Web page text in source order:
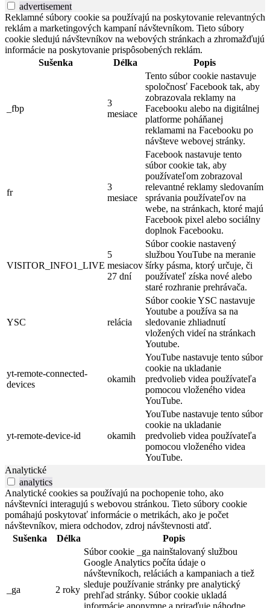
advertisement
Reklamné súbory cookie sa používajú na poskytovanie relevantných
reklám a marketingových kampaní návštevníkom. Tieto súbory
cookie sledujú návštevníkov na webových stránkach a zhromažďujú
informácie na poskytovanie prispôsobených reklám.
Sušenka
Délka Popis
_fbp
3
mesiace
Tento súbor cookie nastavuje
spoločnosť Facebook tak, aby
zobrazovala reklamy na
Facebooku alebo na digitálnej
platforme poháňanej
reklamami na Facebooku po
návšteve webovej stránky.
fr
3
mesiace
Facebook nastavuje tento
súbor cookie tak, aby
používateľom zobrazoval
relevantné reklamy sledovaním
správania používateľov na
webe, na stránkach, ktoré majú
Facebook pixel alebo sociálny
doplnok Facebooku.
VISITOR_INFO1_LIVE
5
mesiacov
27 dní
Súbor cookie nastavený
službou YouTube na meranie
šírky pásma, ktorý určuje, či
používateľ získa nové alebo
staré rozhranie prehrávača.
YSC relácia
Súbor cookie YSC nastavuje
Youtube a používa sa na
sledovanie zhliadnutí
vložených videí na stránkach
Youtube.
yt-remote-connected-
devices
okamih
YouTube nastavuje tento súbor
cookie na ukladanie
predvolieb videa používateľa
pomocou vloženého videa
YouTube.
yt-remote-device-id okamih
YouTube nastavuje tento súbor
cookie na ukladanie
predvolieb videa používateľa
pomocou vloženého videa
YouTube.
Analytické
analytics
Analytické cookies sa používajú na pochopenie toho, ako
návštevníci interagujú s webovou stránkou. Tieto súbory cookie
pomáhajú poskytovať informácie o metrikách, ako je počet
návštevníkov, miera odchodov, zdroj návštevnosti atď.
Sušenka
Délka Popis
_ga 2 roky
Súbor cookie _ga nainštalovaný službou
Google Analytics počíta údaje o
návštevníkoch, reláciách a kampaniach a tiež
sleduje používanie stránky pre analytický
prehľad stránky. Súbor cookie ukladá
informácie anonymne a priraďuje náhodne